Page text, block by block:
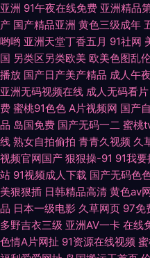
99超碰碰 国产综合色网 人人看人
精品 欧美人韩
亚洲 91午夜在线免费 亚洲精品
产 国产精品亚洲 黄色三级成年
哟哟 亚洲天堂丁香五月 91社网
国 另类区另类欧美 欧美色图乱
播放 国产日产美产精品 成人午
亚洲无码视频在线 成人无码看片
费 蜜桃91色色 A片视频网 国产
品 岛国免费 国产无码一二 蜜桃
线 熟女自拍偷拍 青青久视频 久
视频官网国产 狠狠操-91 91我要
站 91视频成人下载 国产无码色
美狠狠插 日韩精品高清 黄色av
品 日本一级电影 久草网页 97免
多野吉衣三级 亚洲AV一卡 在线
色情A片网扯 91资源在线视频